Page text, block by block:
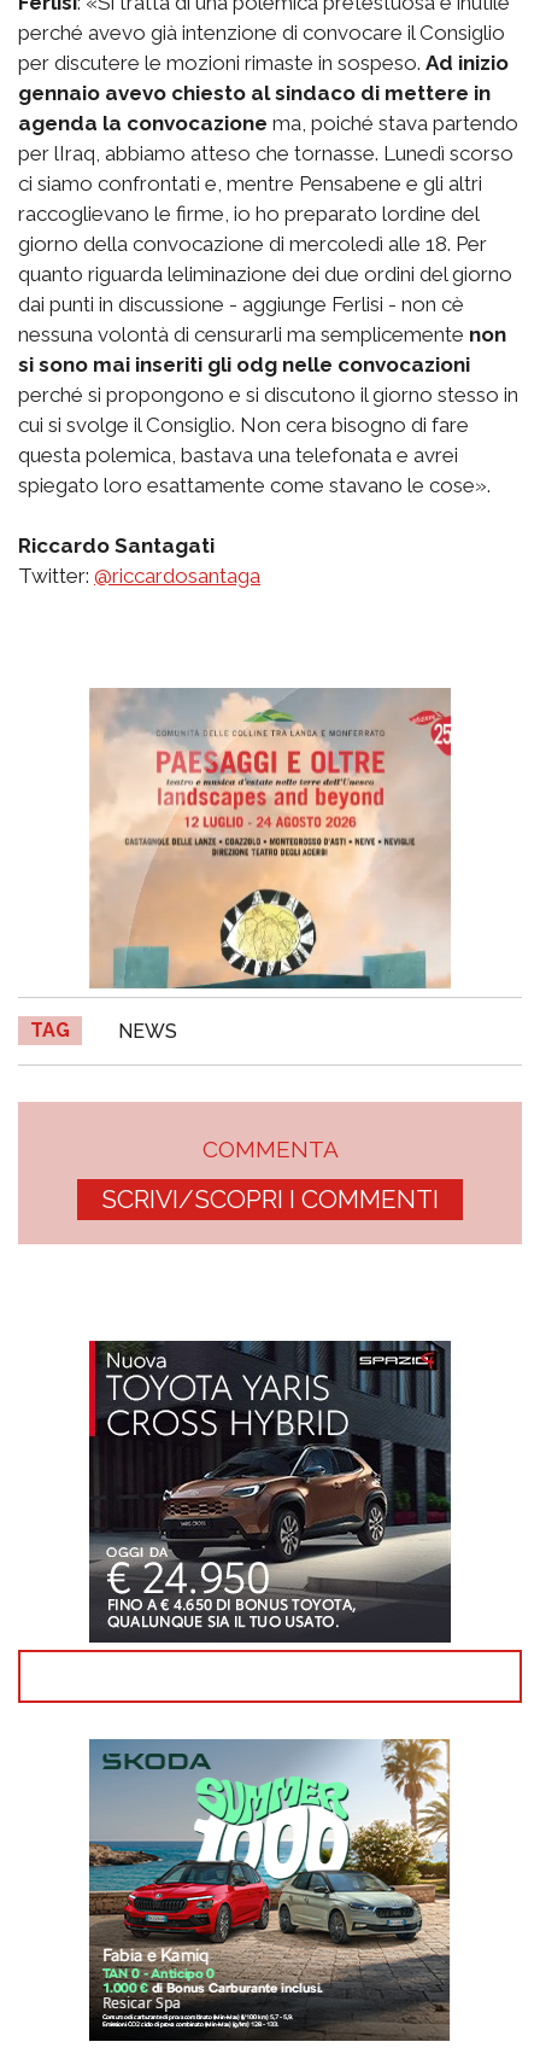
perché avevo già intenzione di convocare il Consiglio
per discutere le mozioni rimaste in sospeso. Ad inizio
gennaio avevo chiesto al sindaco di mettere in
agenda la convocazione ma, poiché stava partendo
per lIraq, abbiamo atteso che tornasse. Lunedì scorso
ci siamo confrontati e, mentre Pensabene e gli altri
raccoglievano le firme, io ho preparato lordine del
giorno della convocazione di mercoledì alle 18. Per
quanto riguarda leliminazione dei due ordini del giorno
dai punti in discussione - aggiunge Ferlisi - non cè
nessuna volontà di censurarli ma semplicemente non
si sono mai inseriti gli odg nelle convocazioni
perché si propongono e si discutono il giorno stesso in
cui si svolge il Consiglio. Non cera bisogno di fare
questa polemica, bastava una telefonata e avrei
spiegato loro esattamente come stavano le cose».
Riccardo Santagati
Twitter: @riccardosantaga
TAG NEWS
COMMENTA
SCRIVI/SCOPRI I COMMENTI